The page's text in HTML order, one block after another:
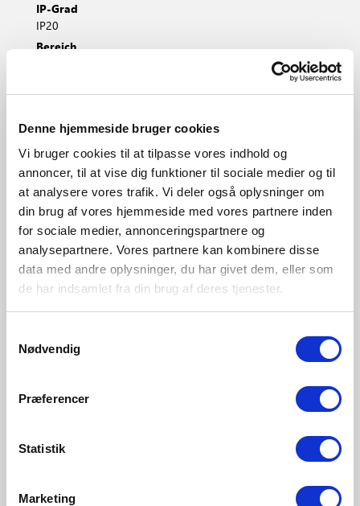
Denne hjemmeside bruger cookies
Vi bruger cookies til at tilpasse vores indhold og
annoncer, til at vise dig funktioner til sociale medier og til
at analysere vores trafik. Vi deler også oplysninger om
din brug af vores hjemmeside med vores partnere inden
for sociale medier, annonceringspartnere og
analysepartnere. Vores partnere kan kombinere disse
data med andre oplysninger, du har givet dem, eller som
de har indsamlet fra din brug af deres tjenester.
Nødvendig
Præferencer
Statistik
Marketing
IP-Grad
IP20
Bereich
Weiss
47276001
Holzfolie
47276004
Schwarz
47276003